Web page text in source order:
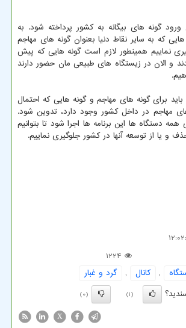
ورود گونه های بیگانه به کشور پرداخته شود. به
هایی که به سایر نقاط دنیا بعنوان گونه های مهاجم
نماییم همینطور لازم است گونه هایی که پیش
و الان در زیستگاه های طبیعی مان حضور دارند
برای گونه های مهاجم و گونه هایی که احتمال
های مهاجم در داخل کشور وجود دارد، تدوین شود.
دستگاه ها این برنامه ها اجرا شود تا بتوانیم
و یا از توسعه آنها در کشور جلوگیری نماییم.
1224
, كانال ,
گرد و غبار
(1)
(0)
X